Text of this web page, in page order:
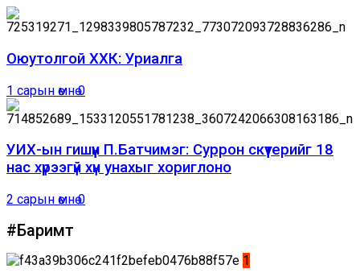
Оюутолгой ХХК: Уриалга
1 сарын өмнө0
УИХ-ын гишүүн П.Батчимэг: Суррон скүүтерийг 18
нас хүрээгүй хүн унахыг хориглоно
2 сарын өмнө0
#Баримт
1